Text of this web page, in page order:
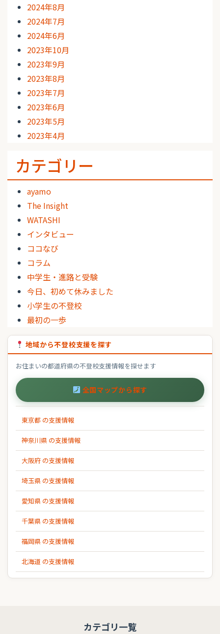
2024年8月
2024年7月
2024年6月
2023年10月
2023年9月
2023年8月
2023年7月
2023年6月
2023年5月
2023年4月
カテゴリー
ayamo
The Insight
WATASHI
インタビュー
ココなび
コラム
中学生・進路と受験
今日、初めて休みました
小学生の不登校
最初の一歩
地域から不登校支援を探す
お住まいの都道府県の不登校支援情報を探せます
全国マップから探す
東京都 の支援情報
神奈川県 の支援情報
大阪府 の支援情報
埼玉県 の支援情報
愛知県 の支援情報
千葉県 の支援情報
福岡県 の支援情報
北海道 の支援情報
カテゴリ一覧